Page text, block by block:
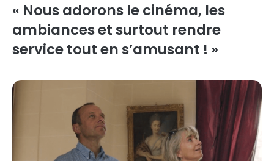
« Nous adorons le cinéma, les
ambiances et surtout rendre
service tout en s’amusant ! »